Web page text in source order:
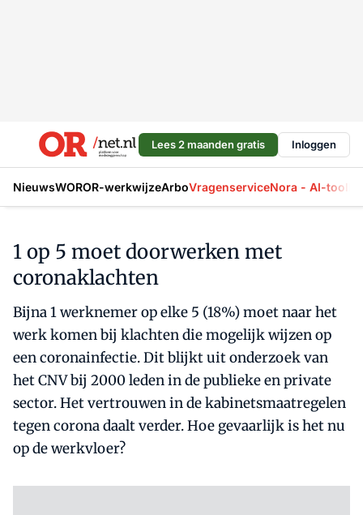
Lees 2 maanden gratis Inloggen
NieuwsWOROR-werkwijzeArboVragenserviceNora - AI-tool
1 op 5 moet doorwerken met
coronaklachten
Bijna 1 werknemer op elke 5 (18%) moet naar het
werk komen bij klachten die mogelijk wijzen op
een coronainfectie. Dit blijkt uit onderzoek van
het CNV bij 2000 leden in de publieke en private
sector. Het vertrouwen in de kabinetsmaatregelen
tegen corona daalt verder. Hoe gevaarlijk is het nu
op de werkvloer?